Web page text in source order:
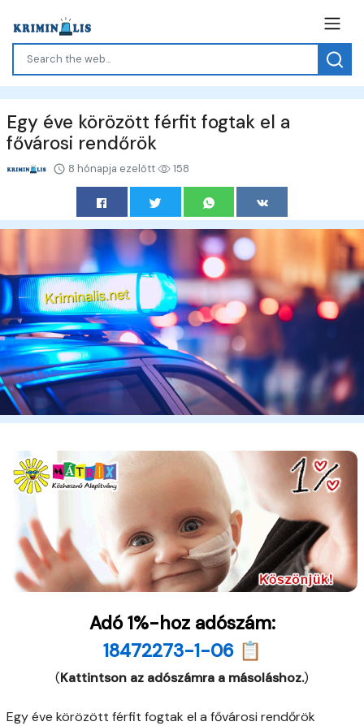
Egy éve körözött férfit fogtak el a
fővárosi rendőrök
8 hónapja ezelőtt 158
Adó 1%-hoz adószám:
18472273-1-06 📋
(Kattintson az adószámra a másoláshoz.)
Egy éve körözött férfit fogtak el a fővárosi rendőrök